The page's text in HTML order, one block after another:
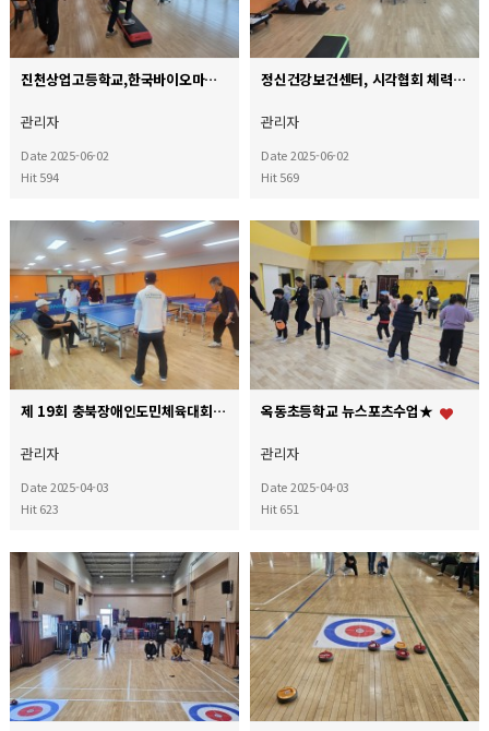
진천상업고등학교,한국바이오마이스터고등학교, 장애인복지관…
관리자
Date 2025-06-02
Hit 594
정신건강보건센터, 시각협회 체력측정검사★
관리자
Date 2025-06-02
Hit 569
제 19회 충북장애인도민체육대회 탁구훈련
관리자
Date 2025-04-03
Hit 623
옥동초등학교 뉴스포츠수업★
관리자
Date 2025-04-03
Hit 651